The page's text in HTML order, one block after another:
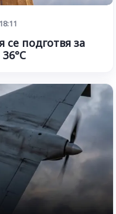
подготвя за